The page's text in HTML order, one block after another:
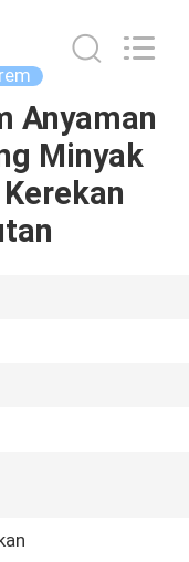
Anyaman
Minyak